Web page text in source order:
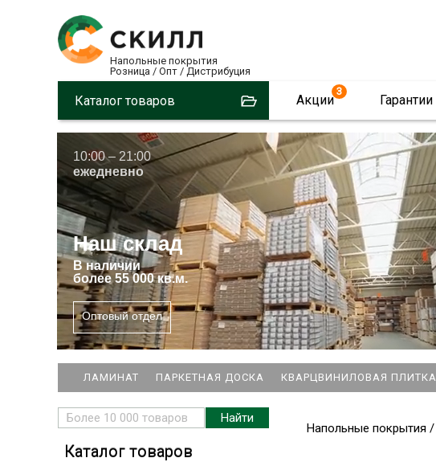
Напольные покрытия
Розница / Опт / Дистрибуция
Каталог товаров Акции
3
Гарантии
10:00 – 21:00
ежедневно
Наш склад
Вналичии
более 55 000 кв.м.
Оптовый отдел
ЛАМИНАТ ПАРКЕТНАЯ ДОСКА КВАРЦВИНИЛОВАЯ ПЛИТКА
Напольные покрытия /
Каталог товаров